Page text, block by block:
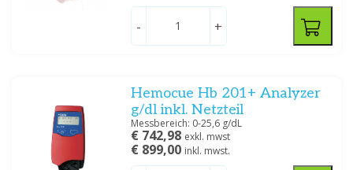
- +
Hemocue Hb 201+ Analyzer
g/dl inkl. Netzteil
Messbereich: 0-25,6 g/dL
€ 742,98 exkl. mwst
€ 899,00 inkl. mwst.